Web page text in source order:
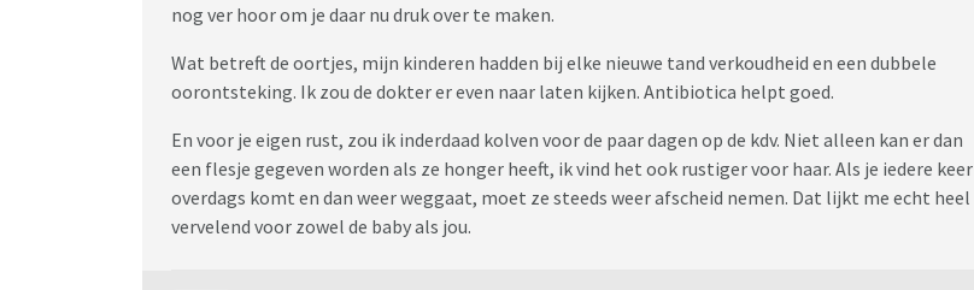
nog ver hoor om je daar nu druk over te maken.
Wat betreft de oortjes, mijn kinderen hadden bij elke nieuwe tand verkoudheid en een dubbele
oorontsteking. Ik zou de dokter er even naar laten kijken. Antibiotica helpt goed.
En voor je eigen rust, zou ik inderdaad kolven voor de paar dagen op de kdv. Niet alleen kan er dan
een flesje gegeven worden als ze honger heeft, ik vind het ook rustiger voor haar. Als je iedere keer
overdags komt en dan weer weggaat, moet ze steeds weer afscheid nemen. Dat lijkt me echt heel
vervelend voor zowel de baby als jou.